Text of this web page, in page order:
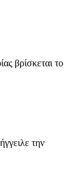
βρίσκεται το
την